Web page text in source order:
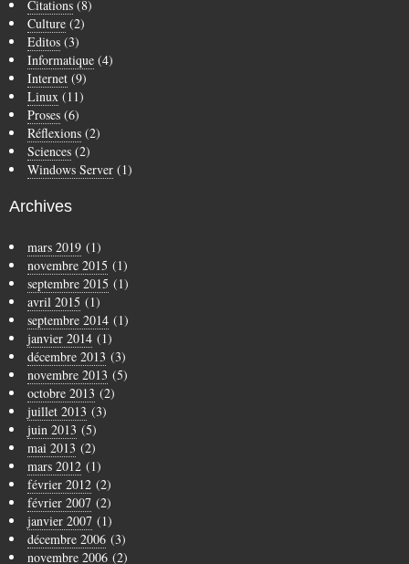
Citations (8)
Culture (2)
Editos (3)
Informatique (4)
Internet (9)
Linux (11)
Proses (6)
Réflexions (2)
Sciences (2)
Windows Server (1)
Archives
mars 2019 (1)
novembre 2015 (1)
septembre 2015 (1)
avril 2015 (1)
septembre 2014 (1)
janvier 2014 (1)
décembre 2013 (3)
novembre 2013 (5)
octobre 2013 (2)
juillet 2013 (3)
juin 2013 (5)
mai 2013 (2)
mars 2012 (1)
février 2012 (2)
février 2007 (2)
janvier 2007 (1)
décembre 2006 (3)
novembre 2006 (2)